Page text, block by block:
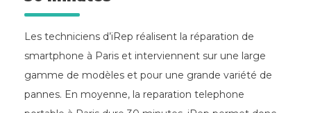
Les techniciens d’iRep réalisent la réparation de
smartphone à Paris et interviennent sur une large
gamme de modèles et pour une grande variété de
pannes. En moyenne, la reparation telephone